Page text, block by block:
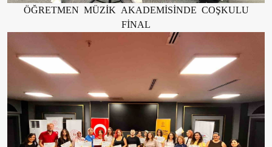
ÖĞRETMEN MÜZİK AKADEMİSİNDE COŞKULU
FİNAL